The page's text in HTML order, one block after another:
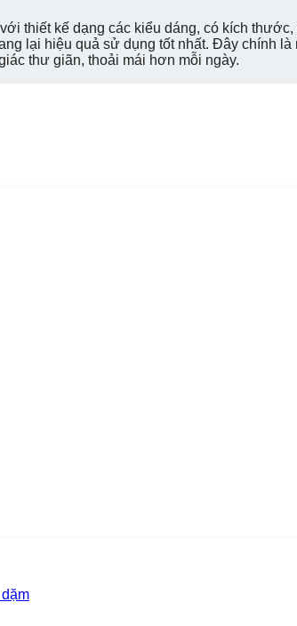
thiết kế dạng các kiểu dáng, có kích
lại hiệu quả sử dụng tốt nhất. Đây chính là
thư giãn, thoải mái hơn mỗi ngày.